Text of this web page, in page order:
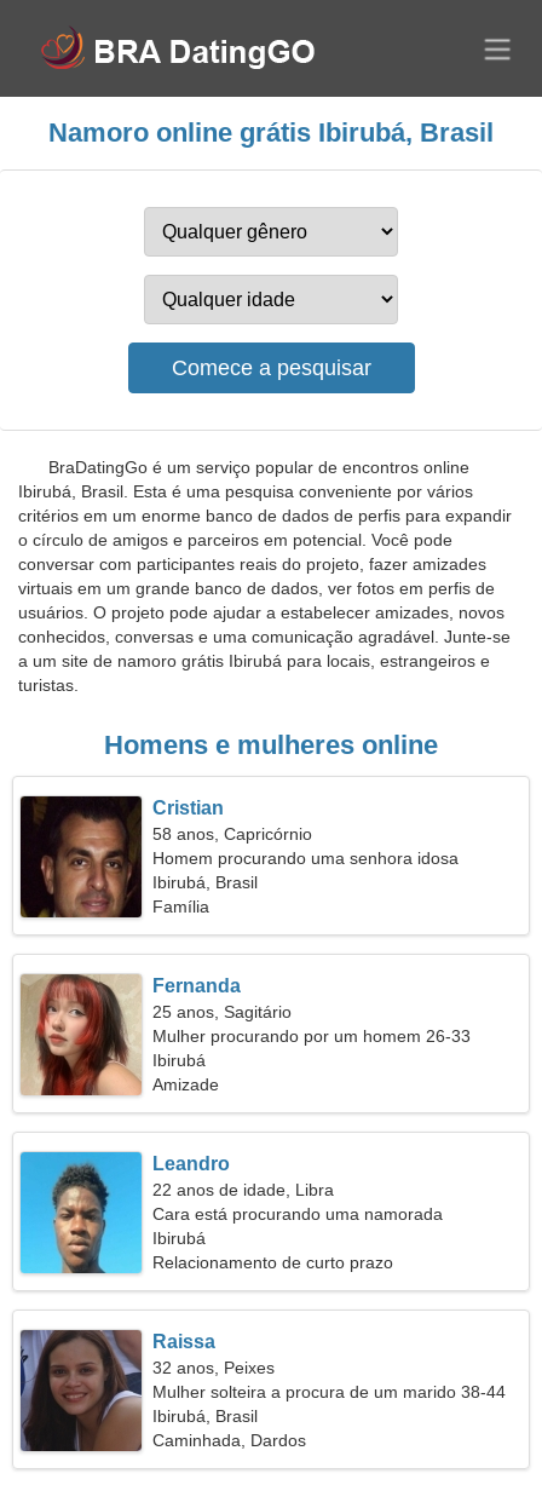
Namoro online grátis Ibirubá, Brasil
BraDatingGo é um serviço popular de encontros online
Ibirubá, Brasil. Esta é uma pesquisa conveniente por vários
critérios em um enorme banco de dados de perfis para expandir
o círculo de amigos e parceiros em potencial. Você pode
conversar com participantes reais do projeto, fazer amizades
virtuais em um grande banco de dados, ver fotos em perfis de
usuários. O projeto pode ajudar a estabelecer amizades, novos
conhecidos, conversas e uma comunicação agradável. Junte-se
a um site de namoro grátis Ibirubá para locais, estrangeiros e
turistas.
Homens e mulheres online
Cristian
58 anos, Capricórnio
Homem procurando uma senhora idosa
Ibirubá, Brasil
Família
Fernanda
25 anos, Sagitário
Mulher procurando por um homem 26-33
Ibirubá
Amizade
Leandro
22 anos de idade, Libra
Cara está procurando uma namorada
Ibirubá
Relacionamento de curto prazo
Raissa
32 anos, Peixes
Mulher solteira a procura de um marido 38-44
Ibirubá, Brasil
Caminhada, Dardos